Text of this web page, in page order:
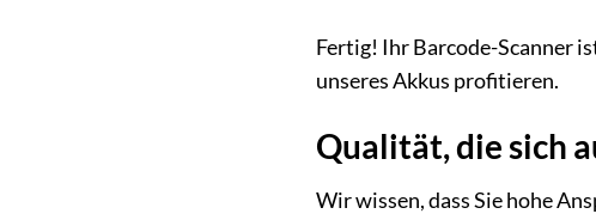
Fertig! Ihr Barcode-Scanner
unseres Akkus profitieren.
Qualität, die sich
Wir wissen, dass Sie hohe